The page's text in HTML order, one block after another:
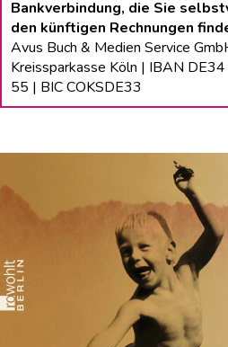
Bankverbindung, die Sie
den künftigen Rechnungen
Avus Buch & Medien Service
Kreissparkasse Köln | IBAN
55 | BIC COKSDE33